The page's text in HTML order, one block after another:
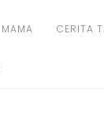
CERITA